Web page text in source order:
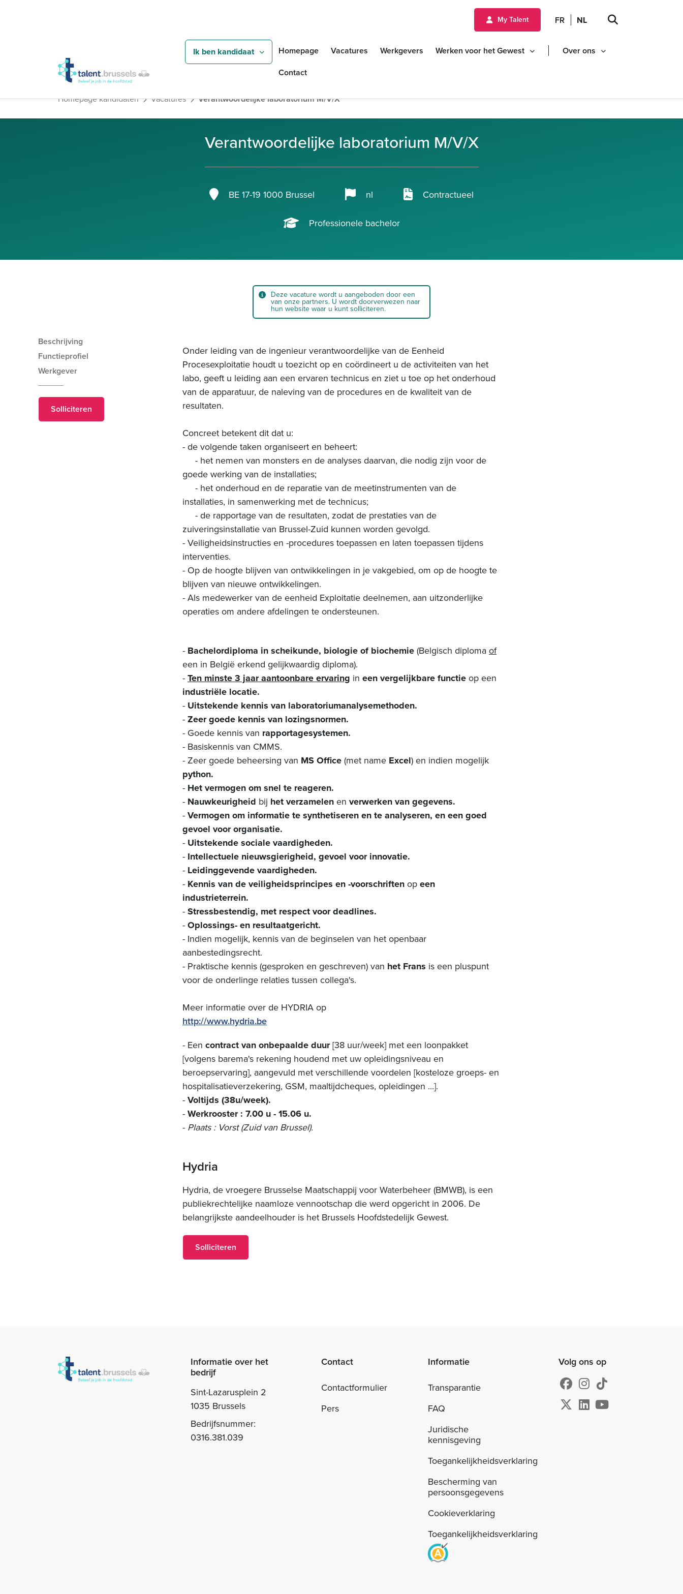
Ik ben kandidaat Homepage Vacatures Werkgevers Werken voor het Gewest
Over ons
Contact
My Talent FR NL
Homepage kandidaten Vacatures Verantwoordelijke laboratorium M/V/X
Verantwoordelijke laboratorium M/V/X
BE 17-19 1000 Brussel nl Contractueel
Professionele bachelor
Deze vacature wordt u aangeboden door een
van onze partners. U wordt doorverwezen naar
hun website waar u kunt solliciteren.
Beschrijving
Functieprofiel
Werkgever
Solliciteren
Onder leiding van de ingenieur verantwoordelijke van de Eenheid
Procesexploitatie houdt u toezicht op en coördineert u de activiteiten van het
labo, geeft u leiding aan een ervaren technicus en ziet u toe op het onderhoud
van de apparatuur, de naleving van de procedures en de kwaliteit van de
resultaten.
Concreet betekent dit dat u:
- de volgende taken organiseert en beheert:
- het nemen van monsters en de analyses daarvan, die nodig zijn voor de
goede werking van de installaties;
- het onderhoud en de reparatie van de meetinstrumenten van de
installaties, in samenwerking met de technicus;
- de rapportage van de resultaten, zodat de prestaties van de
zuiveringsinstallatie van Brussel-Zuid kunnen worden gevolgd.
- Veiligheidsinstructies en -procedures toepassen en laten toepassen tijdens
interventies.
- Op de hoogte blijven van ontwikkelingen in je vakgebied, om op de hoogte te
blijven van nieuwe ontwikkelingen.
- Als medewerker van de eenheid Exploitatie deelnemen, aan uitzonderlijke
operaties om andere afdelingen te ondersteunen.
- Bachelordiploma in scheikunde, biologie of biochemie(Belgisch diplomaof
een in België erkend gelijkwaardig diploma).
-Ten minste 3 jaar aantoonbare ervaring in een vergelijkbare functieop een
industriële locatie.
- Uitstekende kennis van laboratoriumanalysemethoden.
-Zeer goede kennis van lozingsnormen.
- Goede kennis van rapportagesystemen.
- Basiskennis van CMMS.
- Zeer goede beheersing van MS Office(met name Excel) en indien mogelijk
python.
- Het vermogen om snel te reageren.
- Nauwkeurigheid bij het verzamelenen verwerken van gegevens.
-Vermogen om informatie te synthetiseren en te analyseren, en een goed
gevoel voor organisatie.
- Uitstekende sociale vaardigheden.
- Intellectuele nieuwsgierigheid, gevoel voor innovatie.
- Leidinggevende vaardigheden.
- Kennis van de veiligheidsprincipes en -voorschriftenopeen
industrieterrein.
-Stressbestendig, met respect voor deadlines.
-Oplossings- en resultaatgericht.
- Indien mogelijk, kennis van de beginselen van het openbaar
aanbestedingsrecht.
- Praktische kennis (gesproken en geschreven) van het Frans is een pluspunt
voor de onderlinge relaties tussen collega's.
Meer informatie over de HYDRIA op
http://www.hydria.be
- Een contract van onbepaalde duur[38 uur/week] met een loonpakket
[volgens barema's rekening houdend met uw opleidingsniveau en
beroepservaring], aangevuld met verschillende voordelen [kosteloze groeps- en
hospitalisatieverzekering, GSM, maaltijdcheques, opleidingen ...].
-Voltijds (38u/week).
-Werkrooster : 7.00 u - 15.06 u.
- Plaats : Vorst (Zuid van Brussel).
Hydria
Hydria, de vroegere Brusselse Maatschappij voor Waterbeheer (BMWB), is een
publiekrechtelijke naamloze vennootschap die werd opgericht in 2006. De
belangrijkste aandeelhouder is het Brussels Hoofdstedelijk Gewest.
Solliciteren
Informatie over het
bedrijf
Sint-Lazarusplein 2
1035 Brussels
Bedrijfsnummer:
0316.381.039
Contact
Contactformulier
Pers
Informatie
Transparantie
FAQ
Juridische
kennisgeving
Toegankelijkheidsverklaring
Bescherming van
persoonsgegevens
Cookieverklaring
Toegankelijkheidsverklaring
Volg ons op